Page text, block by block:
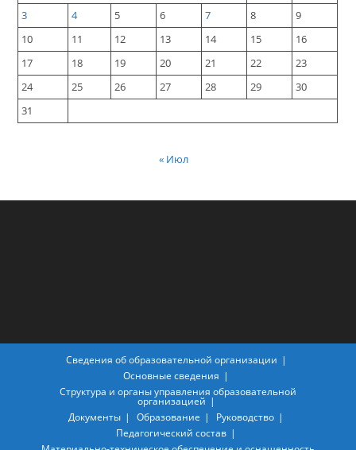
3
4 5 6 7 8
9
10
11 12 13 14 15
16
17
18 19 20 21 22
23
24
25 26 27 28 29
30
31
« Июл
Сведения об образовательной организации
Основные сведения
Структура и органы управления образовательной
организацией
Документы
Образование
Руководство
Педагогический состав